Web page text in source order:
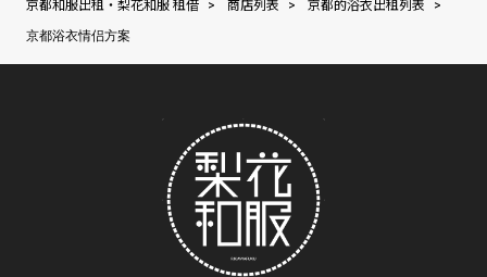
> >
>
京都浴衣情侣方案